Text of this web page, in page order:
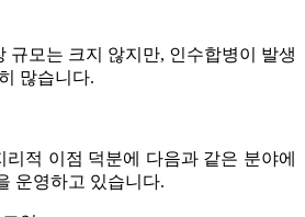
규모는 크지 않지만, 인수합병이 발생
많습니다.
적 이점 덕분에 다음과 같은 분야에
운영하고 있습니다.